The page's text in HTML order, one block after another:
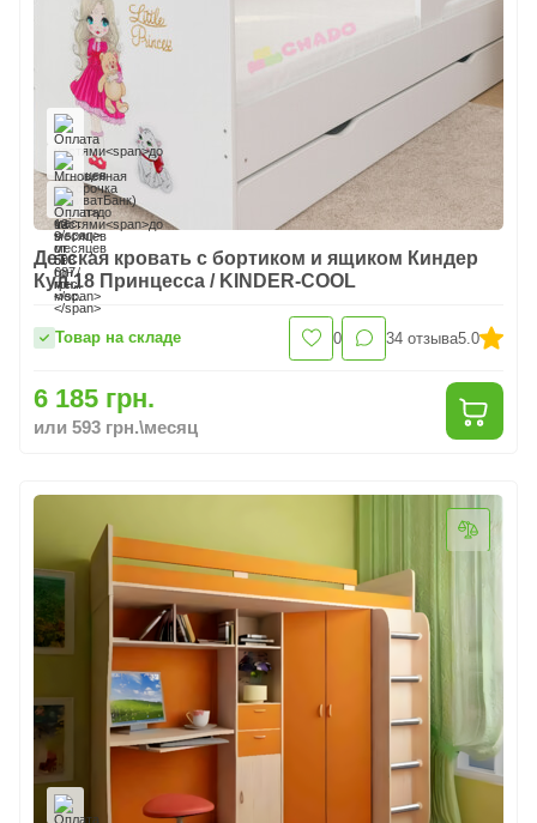
Детская кровать с бортиком и ящиком Киндер
Кул 18 Принцесса / KINDER-COOL
Товар на складе 0 34отзыва5.0
6 185 грн.
или 593 грн.\месяц